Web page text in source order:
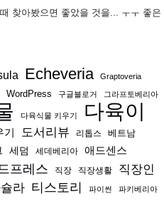
찾아봤으면 좋았을 것을... ㅜㅜ 좋은
Echeveria Graptoveria
WordPress 구글블로거 그라프토베리아
다육식물 키우기 다육이
기 도서리뷰 리톱스
베트남
세덤 세데베리아 애드센스
프레스 직장 직장생활 직장인
라 티스토리 파이썬 파키베리아